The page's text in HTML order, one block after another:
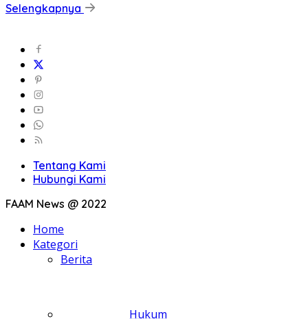
Selengkapnya
Tentang Kami
Hubungi Kami
FAAM News @ 2022
Home
Kategori
Berita
Hukum